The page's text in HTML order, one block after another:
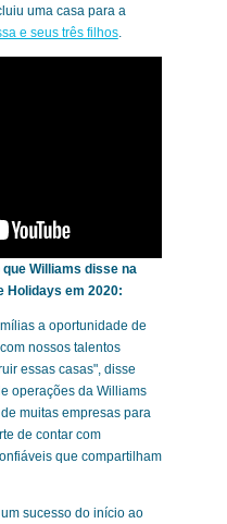
uma casa para a
e seus três filhos.
Williams disse na
Holidays em 2020:
a oportunidade de
nossos talentos
essas casas", disse
operações da Williams
muitas empresas para
de contar com
que compartilham
sucesso do início ao